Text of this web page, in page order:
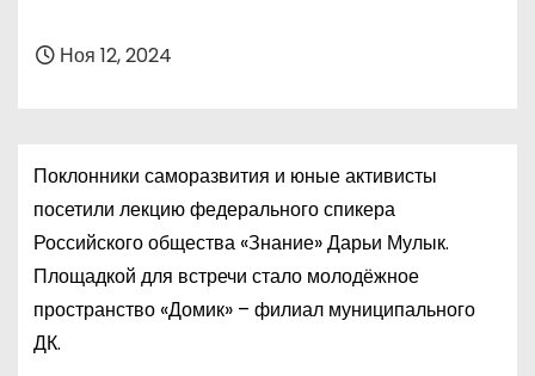
Ноя 12, 2024
Поклонники саморазвития и юные активисты
посетили лекцию федерального спикера
Российского общества «Знание» Дарьи Мулык.
Площадкой для встречи стало молодёжное
пространство «Домик» – филиал муниципального
ДК.